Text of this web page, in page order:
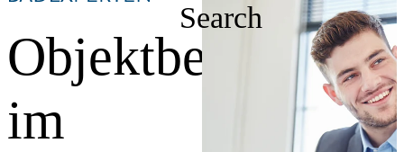
Search
Objektberater
im